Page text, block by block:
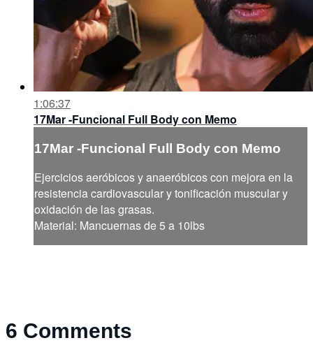
1:06:37
17Mar -Funcional Full Body con Memo
17Mar -Funcional Full Body con Memo
Ejercicios aeróbicos y anaeróbicos con mejora en la
resistencia cardiovascular y tonificación muscular y
oxidación de las grasas.
Material: Mancuernas de 5 a 10lbs
6 Comments